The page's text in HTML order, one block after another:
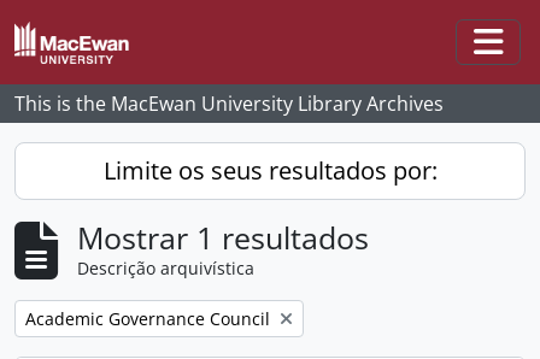
Skip to main content
This is the MacEwan University Library Archives
Limite os seus resultados por:
Mostrar 1 resultados
Descrição arquivística
Remove filter:
Academic Governance Council